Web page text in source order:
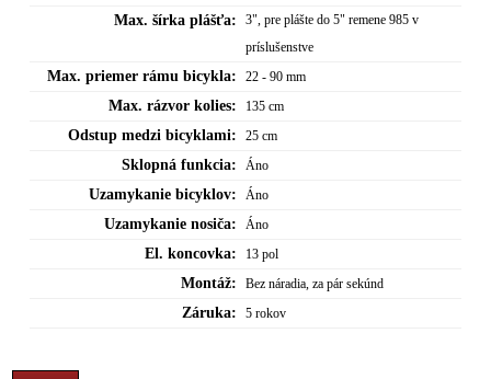
Max. šírka plášťa:
3", pre plášte do 5" remene 985 v
príslušenstve
Max. priemer rámu bicykla: 22 - 90 mm
Max. rázvor kolies: 135 cm
Odstup medzi bicyklami: 25 cm
Sklopná funkcia: Áno
Uzamykanie bicyklov: Áno
Uzamykanie nosiča: Áno
El. koncovka: 13 pol
Montáž: Bez náradia, za pár sekúnd
Záruka: 5 rokov